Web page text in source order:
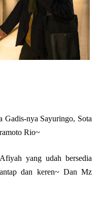
Gadis-nya Sayuringo, Sota
Rio~
yang udah bersedia
dan keren~ Dan Mz